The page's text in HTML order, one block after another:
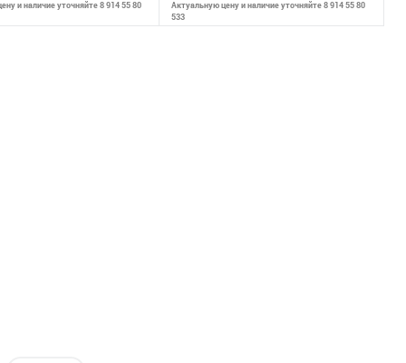
и наличие уточняйте 8 914 55 80
Актуальную цену и наличие уточняйте 8 914 55 80
533